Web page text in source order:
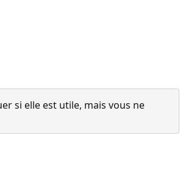
si elle est utile, mais vous ne